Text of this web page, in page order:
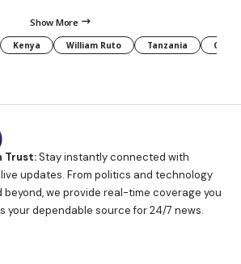
Show More
Kenya William Ruto Tanzania CAF
Trust:Stay instantly connected with
updates. From politics and technology
we provide real-time coverage you
your dependable source for 24/7 news.